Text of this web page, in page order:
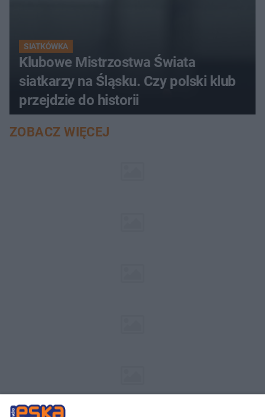
SIATKÓWKA
Klubowe Mistrzostwa Świata
siatkarzy na Śląsku. Czy polski klub
przejdzie do historii
ZOBACZ WIĘCEJ